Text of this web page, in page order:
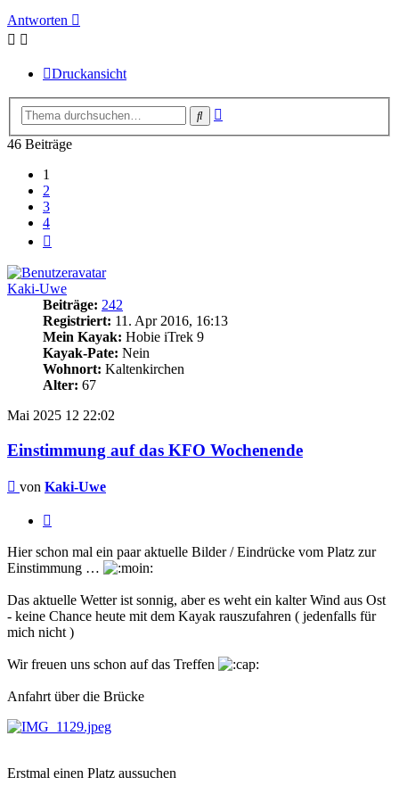
Antworten
Druckansicht
Suche
46 Beiträge
1
2
3
4
Kaki-Uwe
Beiträge: 242
Registriert: 11. Apr 2016, 16:13
Mein Kayak: Hobie iTrek 9
Kayak-Pate: Nein
Wohnort: Kaltenkirchen
Alter: 67
Mai 2025 12 22:02
Einstimmung auf das KFO Wochenende
Beitrag
von Kaki-Uwe
Hier schon mal ein paar aktuelle Bilder / Eindrücke vom Platz zur
Einstimmung …
Das aktuelle Wetter ist sonnig, aber es weht ein kalter Wind aus Ost
- keine Chance heute mit dem Kayak rauszufahren ( jedenfalls für
mich nicht )
Wir freuen uns schon auf das Treffen
Anfahrt über die Brücke
Erstmal einen Platz aussuchen